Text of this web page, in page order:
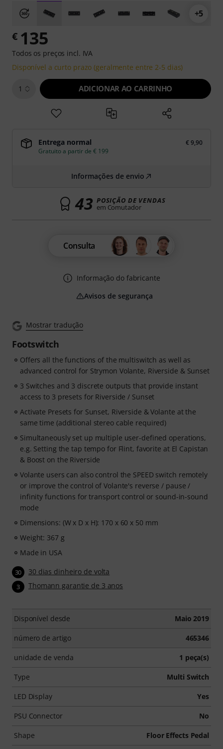
+5
Mostrar tradução
Footswitch
Offers all the functions of the multiswitch as well as
advanced control for Strymon Volante, Riverside & Sunset
3 Switches and 3 discrete outputs that provide instant
access to 3 presets for Riverside / Sunset
Activate Presets for Sunset, Riverside & Volante at the
same time (additional stereo cable required)
Simultaneously set up multiple user-defined operations,
e.g. Setting the tap tempo for Flint, favorite at El Capistan
& Boost on the Riverside
Volante users can also control the SPEED switch remotely
or improve the control of Volante's reverse / pause /
infinity functions for transport control or sound-in-sound
mode
Dimensions: (W x D x H): 170 x 60 x 50 mm
Weight: 367 g
Made in USA
30 30 dias dinheiro de volta
3 Thomann garantie de 3 anos
Disponível desde Maio 2019
número de artigo 465346
unidade de venda 1 peça(s)
Type Multi Switch
LED Display Yes
PSU Connector No
Shape Floor Effects Pedal
€ 135
Todos os preços incl. IVA
Disponível a curto prazo (geralmente entre 2-5 dias)
1 ADICIONAR AO CARRINHO
Entrega normal
€ 9,90
Gratuito a partir de € 199
Informações de envio
43 POSIÇÃO DE VENDAS
em Comutador
Consulta
Informação do fabricante
Avisos de segurança